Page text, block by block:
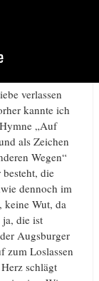
verlassen
kannte ich
„Auf
als Zeichen
Wegen“
die
dennoch im
keine Wut, da
die ist
Augsburger
zum Loslassen
schlägt